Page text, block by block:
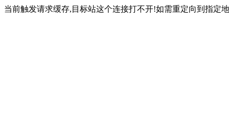
当前触发请求缓存,目标站这个连接打不开!如需重定向到指定